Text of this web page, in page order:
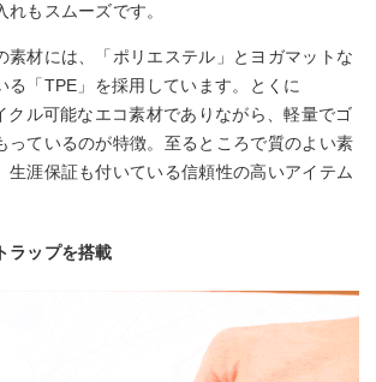
れもスムーズです。
素材には、「ポリエステル」とヨガマットな
る「TPE」を採用しています。とくに
クル可能なエコ素材でありながら、軽量でゴ
っているのが特徴。至るところで質のよい素
生涯保証も付いている信頼性の高いアイテム
ラップを搭載